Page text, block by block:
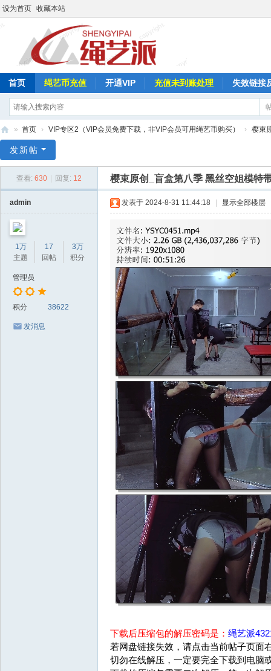
设为首页 收藏本站
首页 绳艺币充值 开通VIP 充值未到账处理 失效链接
艺
» 首页 › VIP专区2（VIP会员免费下载，非VIP会员可用绳艺币购买） › 樱束
发新帖
查看: 630 回复: 12 樱束原创_盲盒第八季 黑丝空姐模特
admin
1万
主题
17
回帖
3万
积分
管理员
积分 38622
发消息
发表于 2024-8-31 11:44:18 显示全部楼层
下载后压缩包的解压密码是： 绳艺派
若网盘链接失效，请点击当前帖子页面
切勿在线解压，一定要完全下载到电脑